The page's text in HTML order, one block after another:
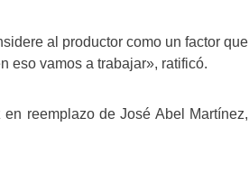
al productor como un factor que
eso vamos a trabajar», ratificó.
reemplazo de José Abel Martínez,